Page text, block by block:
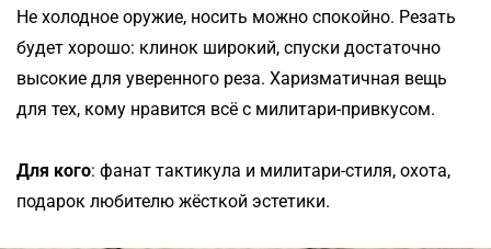
Не холодное оружие, носить можно спокойно. Резать
будет хорошо: клинок широкий, спуски достаточно
высокие для уверенного реза. Харизматичная вещь
для тех, кому нравится всё с милитари-привкусом.
Для кого: фанат тактикула и милитари-стиля, охота,
подарок любителю жёсткой эстетики.